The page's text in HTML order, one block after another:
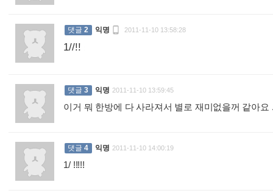
댓글 2 익명  2011-11-10 13:58:28
1//!!
댓글 3 익명 2011-11-10 13:59:45
이거 뭐 한방에 다 사라져서 별로 재미없을꺼 같아
댓글 4 익명 2011-11-10 14:00:19
1/ !!!!!